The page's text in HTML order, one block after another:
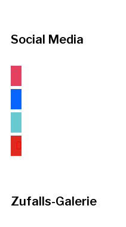
Social Media
youtube
Zufalls-Galerie